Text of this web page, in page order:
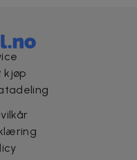
kjøp